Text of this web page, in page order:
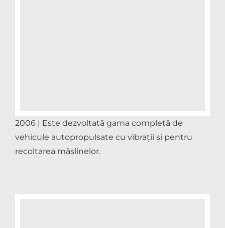
2006 | Este dezvoltată gama completă de
vehicule autopropulsate cu vibrații și pentru
recoltarea măslinelor.